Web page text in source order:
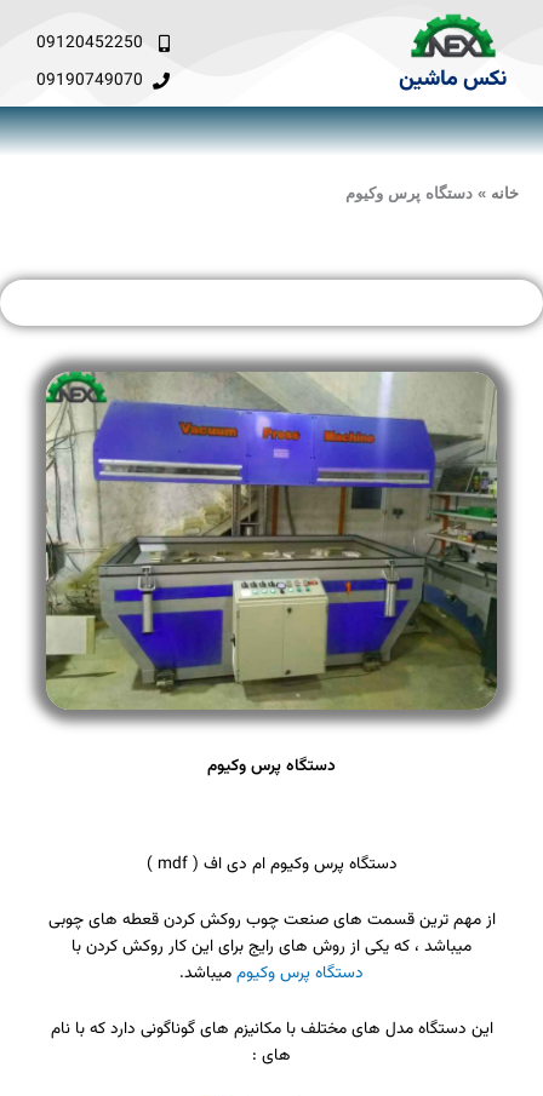
نکس ماشین
09120452250
09190749070
خانه » دستگاه پرس وکیوم
دستگاه پرس وکیوم
دستگاه پرس وکیوم ام دی اف ( mdf )
از مهم ترین قسمت های صنعت چوب روکش کردن قعطه های چوبی
میباشد ، که یکی از روش های رایج برای این کار روکش کردن با
دستگاه پرس وکیوممیباشد.
این دستگاه مدل های مختلف با مکانیزم های گوناگونی دارد که با نام
های :